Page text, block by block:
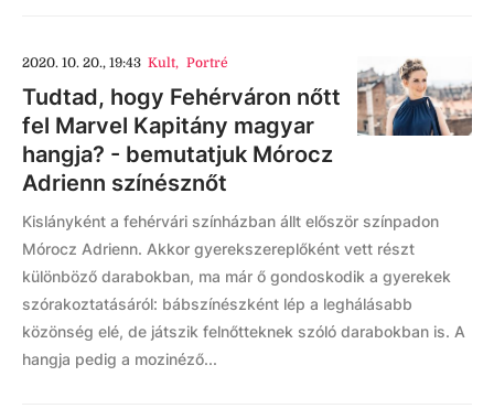
2020. 10. 20., 19:43 Kult, Portré
Tudtad, hogy Fehérváron nőtt
fel Marvel Kapitány magyar
hangja? - bemutatjuk Mórocz
Adrienn színésznőt
Kislányként a fehérvári színházban állt először színpadon
Mórocz Adrienn. Akkor gyerekszereplőként vett részt
különböző darabokban, ma már ő gondoskodik a gyerekek
szórakoztatásáról: bábszínészként lép a leghálásabb
közönség elé, de játszik felnőtteknek szóló darabokban is. A
hangja pedig a mozinéző...